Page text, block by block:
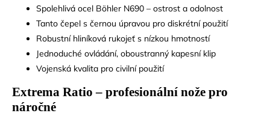
Spolehlivá ocel Böhler N690 – ostrost a odolnost
Tanto čepel s černou úpravou pro diskrétní použití
Robustní hliníková rukojeť s nízkou hmotností
Jednoduché ovládání, oboustranný kapesní klip
Vojenská kvalita pro civilní použití
Extrema Ratio – profesionální nože pro
náročné